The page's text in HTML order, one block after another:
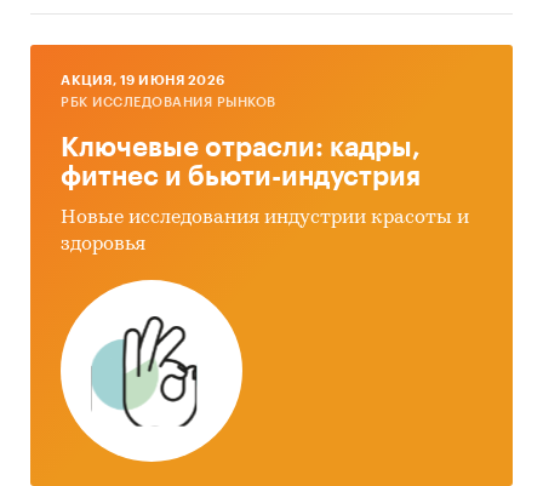
AКЦИЯ, 19 ИЮНЯ 2026
РБК ИССЛЕДОВАНИЯ РЫНКОВ
Ключевые отрасли: кадры,
фитнес и бьюти-индустрия
Новые исследования индустрии красоты и
здоровья